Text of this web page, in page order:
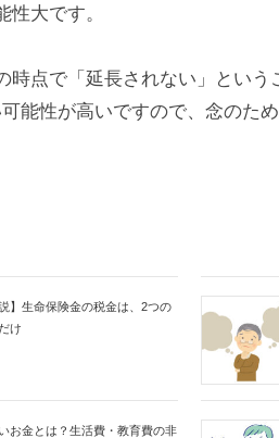
大です。
時点で「延長されない」とい
能性が高いですので、念のた
】生命保険金の税金は、2つの
け
お金とは？生活費・教育費の非